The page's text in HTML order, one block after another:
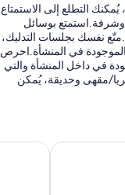
التطلع إلى الاستمتاع
بوسائل
نفسك بجلسات التدليك،
الموجودة في المنشأة.احرص
من المطاعم الموجودة في داخل المنشأة والتي
مقهى وحديقة، يُمكن
للتشمس رويال